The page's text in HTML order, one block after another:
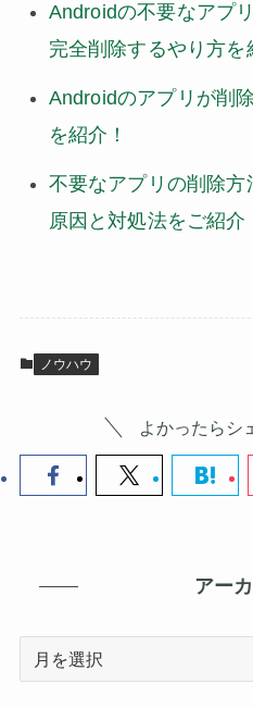
Androidの不要なアプ
完全削除するやり方を
Androidのアプリが削
を紹介！
不要なアプリの削除
原因と対処法をご紹介
ノウハウ
よかったらシ
アー